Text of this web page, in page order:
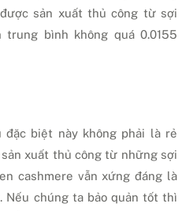
sản xuất thủ công từ sợi
trung bình không quá 0.0155
biệt này không phải là rẻ
xuất thủ công từ những sợi
cashmere vẫn xứng đáng là
Nếu chúng ta bảo quản tốt thì